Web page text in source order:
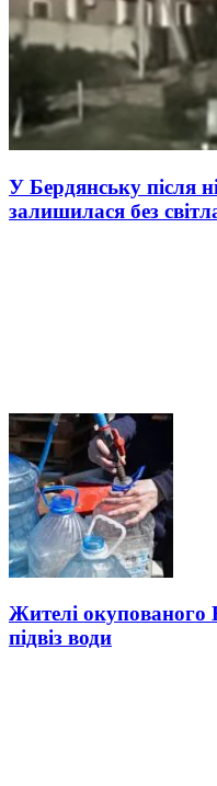
У Бердянську після
залишилася без
Жителі окупованого
підвіз води